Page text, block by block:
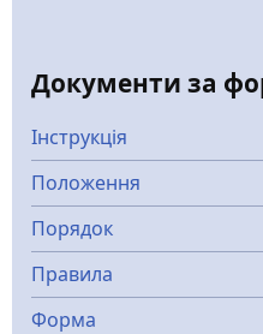
Документи за
Інструкція
Положення
Порядок
Правила
Форма